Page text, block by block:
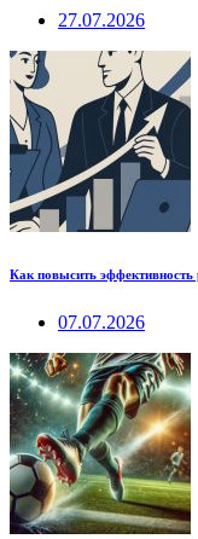
27.07.2026
Как повысить
07.07.2026